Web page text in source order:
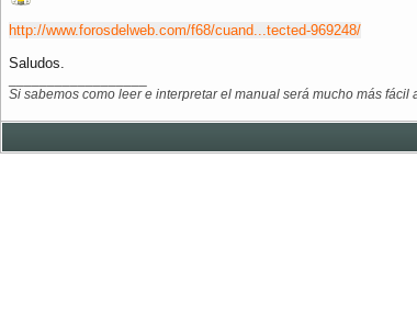
http://www.forosdelweb.com/f68/cuand...tected-969248/
Saludos.
Si sabemos como leer e interpretar el manual será mucho más